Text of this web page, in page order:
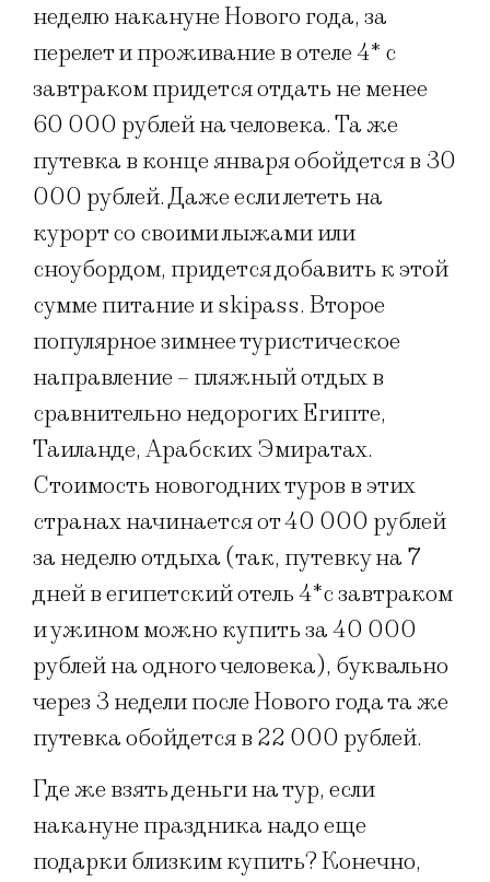
неделю накануне Нового года, за
перелет и проживание в отеле 4* с
завтраком придется отдать не менее
60 000 рублей на человека. Та же
путевка в конце января обойдется в 30
000 рублей. Даже если лететь на
курорт со своими лыжами или
сноубордом, придется добавить к этой
сумме питание и skipass. Второе
популярное зимнее туристическое
направление – пляжный отдых в
сравнительно недорогих Египте,
Таиланде, Арабских Эмиратах.
Стоимость новогодних туров в этих
странах начинается от 40 000 рублей
за неделю отдыха (так, путевку на 7
дней в египетский отель 4*с завтраком
и ужином можно купить за 40 000
рублей на одного человека), буквально
через 3 недели после Нового года та же
путевка обойдется в 22 000 рублей.
Где же взять деньги на тур, если
накануне праздника надо еще
подарки близким купить? Конечно,